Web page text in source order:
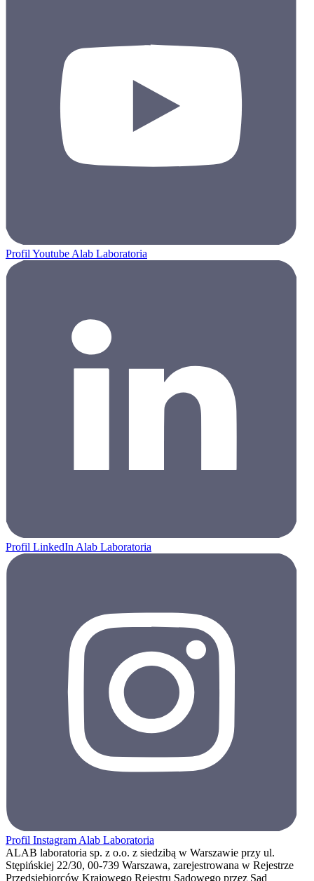
Profil Youtube Alab Laboratoria
Profil LinkedIn Alab Laboratoria
Profil Instagram Alab Laboratoria
ALAB laboratoria sp. z o.o. z siedzibą w Warszawie przy ul.
Stępińskiej 22/30, 00-739 Warszawa, zarejestrowana w Rejestrze
Przedsiębiorców Krajowego Rejestru Sądowego przez Sąd